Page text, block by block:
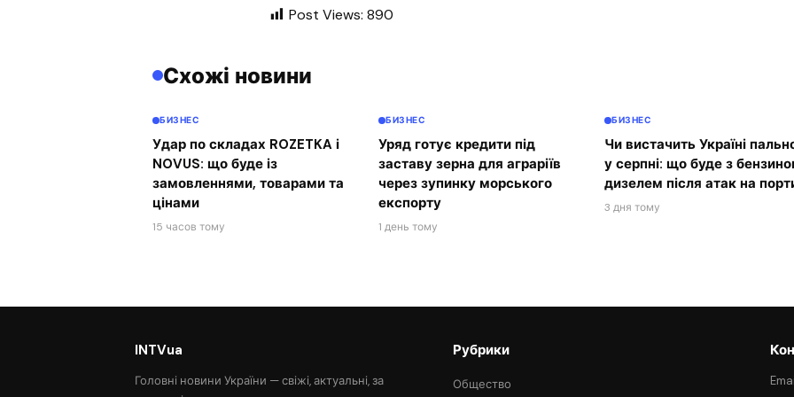
Post Views: 890
Схожі новини
БИЗНЕС
Удар по складах ROZETKA і
NOVUS: що буде із
замовленнями, товарами та
цінами
15 часов тому
БИЗНЕС
Уряд готує кредити під
заставу зерна для аграріїв
через зупинку морського
експорту
1 день тому
БИЗНЕС
Чи вистачить Україні
у серпні: що буде з
дизелем після атак на
3 дня тому
INTVua
Головні новини України — свіжі, актуальні, за
Рубрики
Общество